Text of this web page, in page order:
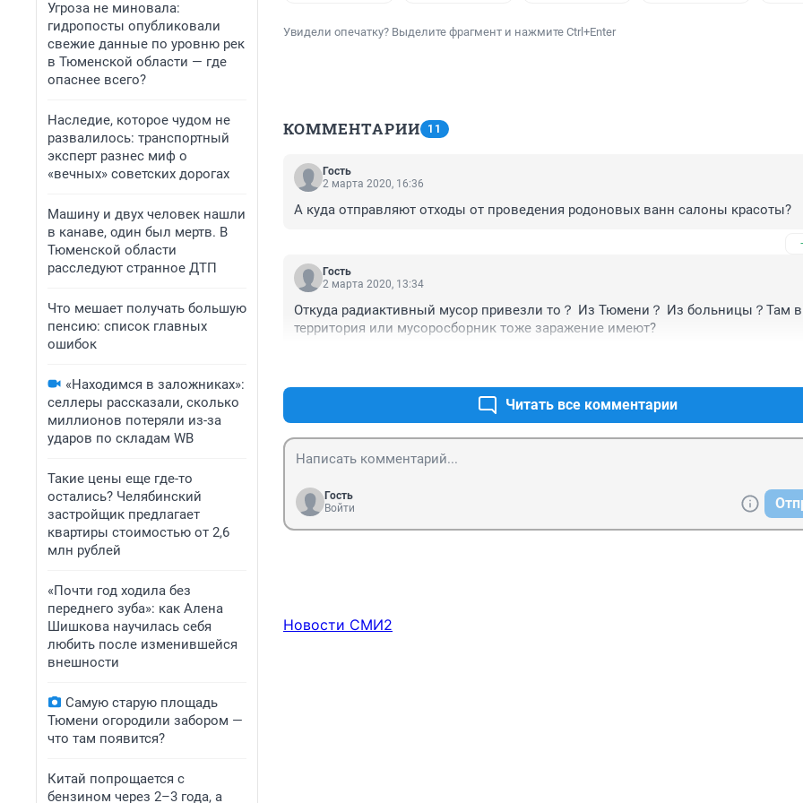
Угроза не миновала:
гидропосты опубликовали
свежие данные по уровню рек
в Тюменской области — где
опаснее всего?
Наследие, которое чудом не
развалилось: транспортный
эксперт разнес миф о
«вечных» советских дорогах
Машину и двух человек нашли
в канаве, один был мертв. В
Тюменской области
расследуют странное ДТП
Что мешает получать большую
пенсию: список главных
ошибок
«Находимся в заложниках»:
селлеры рассказали, сколько
миллионов потеряли из-за
ударов по складам WB
Такие цены еще где-то
остались? Челябинский
застройщик предлагает
квартиры стоимостью от 2,6
млн рублей
«Почти год ходила без
переднего зуба»: как Алена
Шишкова научилась себя
любить после изменившейся
внешности
Самую старую площадь
Тюмени огородили забором —
что там появится?
Китай попрощается с
бензином через 2–3 года, а
Увидели опечатку? Выделите фрагмент и нажмите Ctrl+Enter
КОММЕНТАРИИ 11
Гость
2 марта 2020, 16:36
А куда отправляют отходы от проведения родоновых ванн салоны красоты?
Гость
2 марта 2020, 13:34
Откуда радиактивный мусор привезли то？ Из Тюмени？ Из больницы？Там
территория или мусоросборник тоже заражение имеют?
Читать все комментарии
Гость
Войти
Новости СМИ2